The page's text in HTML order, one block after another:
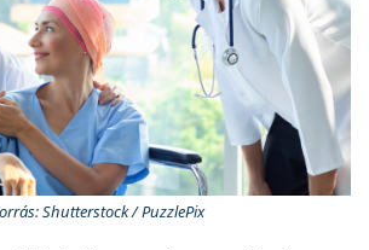
Shutterstock / PuzzlePix